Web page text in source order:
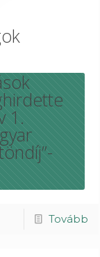
1.
Tovább